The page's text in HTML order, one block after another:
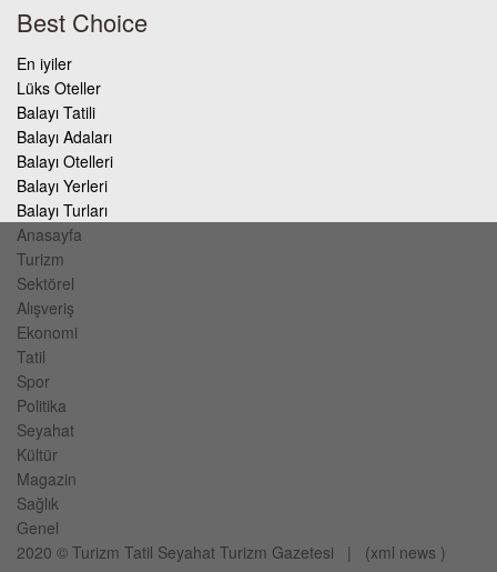
Best Choice
En iyiler
Lüks Oteller
Balayı Tatili
Balayı Adaları
Balayı Otelleri
Balayı Yerleri
Balayı Turları
Anasayfa
Turizm
Sektörel
Alışveriş
Ekonomi
Tatil
Spor
Politika
Seyahat
Kültür
Magazin
Sağlık
Genel
2020 © Turizm Tatil Seyahat Turizm Gazetesi | (xml news )